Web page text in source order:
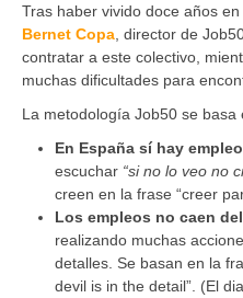
Tras haber vivido doce años en
Bernet Copa , director de
contratar a este colectivo,
muchas dificultades para
La metodología Job50 se
En España sí hay
escuchar “si no lo veo no
creen en la frase “creer
Los empleos no caen
realizando muchas
detalles. Se basan en la
devil is in the detail”. (El